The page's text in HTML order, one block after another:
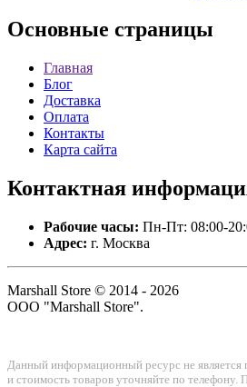
Основные страницы
Главная
Блог
Доставка
Оплата
Контакты
Карта сайта
Контактная
Рабочие часы: Пн-Пт: 08:00-
Адрес: г. Москва
Marshall Store © 2014 - 2026
ООО "Marshall Store".
Данный информационный ресурс не является
и стоимость товаров уточняйте по телефону.